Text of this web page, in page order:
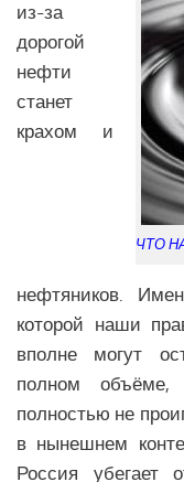
ЧТО
из-за
дорогой
нефти
станет
крахом и
нефтяников.
которой наши
вполне могут
полном
полностью не
в нынешнем
Россия убегает